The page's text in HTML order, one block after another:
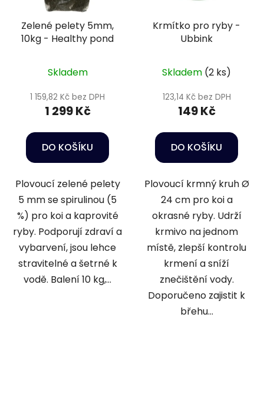
Zelené pelety 5mm,
10kg - Healthy pond
Skladem
1 159,82 Kč bez DPH
1 299 Kč
DO KOŠÍKU
Plovoucí zelené pelety
5 mm se spirulinou (5
%) pro koi a kaprovité
ryby. Podporují zdraví a
vybarvení, jsou lehce
stravitelné a šetrné k
vodě. Balení 10 kg,...
Krmítko pro ryby -
Ubbink
Skladem (2 ks)
123,14 Kč bez DPH
149 Kč
DO KOŠÍKU
Plovoucí krmný kruh Ø
24 cm pro koi a
okrasné ryby. Udrží
krmivo na jednom
místě, zlepší kontrolu
krmení a sníží
znečištění vody.
Doporučeno zajistit k
břehu...